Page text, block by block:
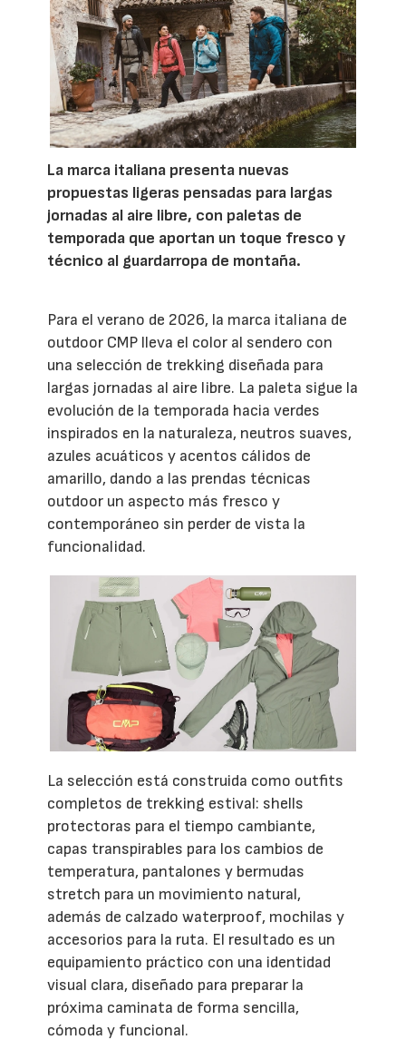
La marca italiana presenta nuevas
propuestas ligeras pensadas para largas
jornadas al aire libre, con paletas de
temporada que aportan un toque fresco y
técnico al guardarropa de montaña.
Para el verano de 2026, la marca italiana de
outdoor CMP lleva el color al sendero con
una selección de trekking diseñada para
largas jornadas al aire libre. La paleta sigue la
evolución de la temporada hacia verdes
inspirados en la naturaleza, neutros suaves,
azules acuáticos y acentos cálidos de
amarillo, dando a las prendas técnicas
outdoor un aspecto más fresco y
contemporáneo sin perder de vista la
funcionalidad.
La selección está construida como outfits
completos de trekking estival: shells
protectoras para el tiempo cambiante,
capas transpirables para los cambios de
temperatura, pantalones y bermudas
stretch para un movimiento natural,
además de calzado waterproof, mochilas y
accesorios para la ruta. El resultado es un
equipamiento práctico con una identidad
visual clara, diseñado para preparar la
próxima caminata de forma sencilla,
cómoda y funcional.